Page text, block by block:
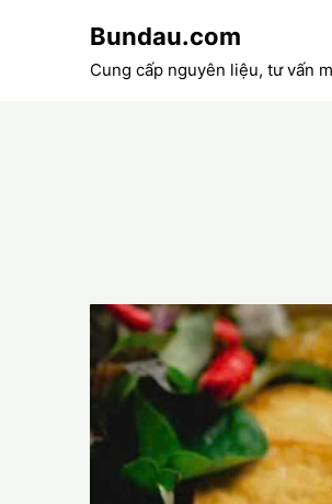
Bundau.com
Cung cấp nguyên liệu, tư vấn